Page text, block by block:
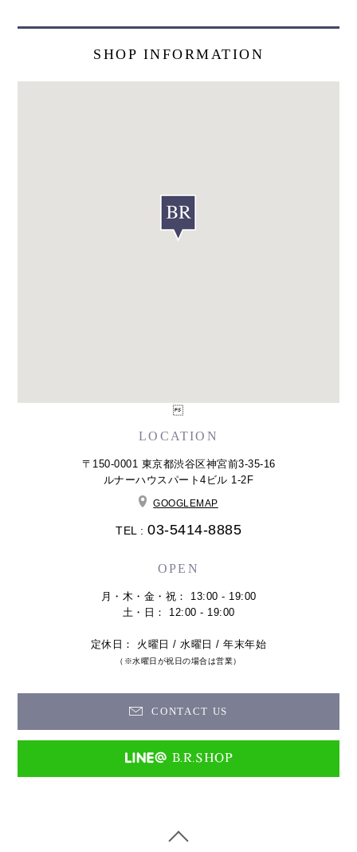
SHOP INFORMATION
LOCATION
〒150-0001 東京都渋谷区神宮前3-35-16
ルナーハウスパート4ビル 1-2F
GOOGLEMAP
TEL : 03-5414-8885
OPEN
月・木・金・祝： 13:00 - 19:00
土・日： 12:00 - 19:00
定休日： 火曜日 / 水曜日 / 年末年始
（※水曜日が祝日の場合は営業）
CONTACT US